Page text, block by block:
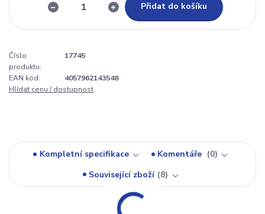
Přidat do košíku
Číslo
produktu:
17745
EAN kód:
4057962143548
Hlídat cenu / dostupnost
Kompletní specifikace Komentáře
0
Související zboží 8